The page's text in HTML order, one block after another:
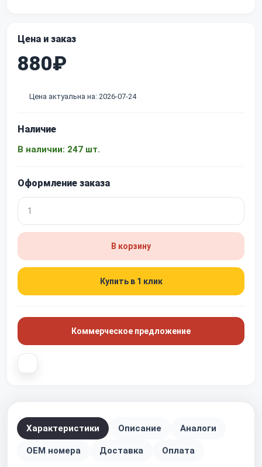
Цена и заказ
880₽
Цена актуальна на: 2026-07-24
Наличие
В наличии: 247 шт.
Оформление заказа
В корзину
Купить в 1 клик
Коммерческое предложение
Характеристики Описание Аналоги
OEM номера Доставка Оплата